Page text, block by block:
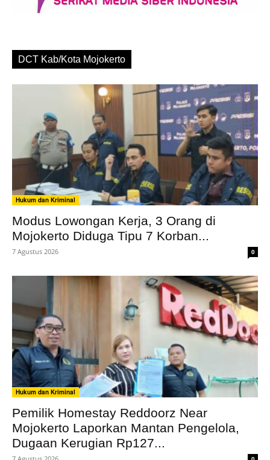
DCT Kab/Kota Mojokerto
Hukum dan Kriminal
Modus Lowongan Kerja, 3 Orang di
Mojokerto Diduga Tipu 7 Korban...
7 Agustus 2026 0
Hukum dan Kriminal
Pemilik Homestay Reddoorz Near
Mojokerto Laporkan Mantan Pengelola,
Dugaan Kerugian Rp127...